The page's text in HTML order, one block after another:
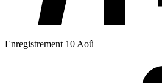
Enregistrement 10 Aoû